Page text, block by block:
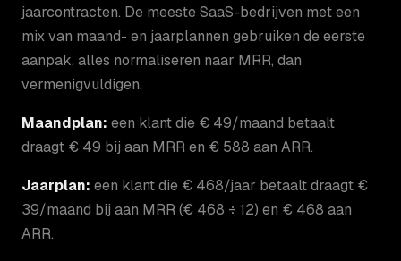
jaarcontracten. De meeste SaaS-bedrijven met een
mix van maand- en jaarplannen gebruiken de eerste
aanpak, alles normaliseren naar MRR, dan
vermenigvuldigen.
Maandplan: een klant die € 49/maand betaalt
draagt € 49 bij aan MRR en € 588 aan ARR.
Jaarplan: een klant die € 468/jaar betaalt draagt €
39/maand bij aan MRR (€ 468 ÷ 12) en € 468 aan
ARR.